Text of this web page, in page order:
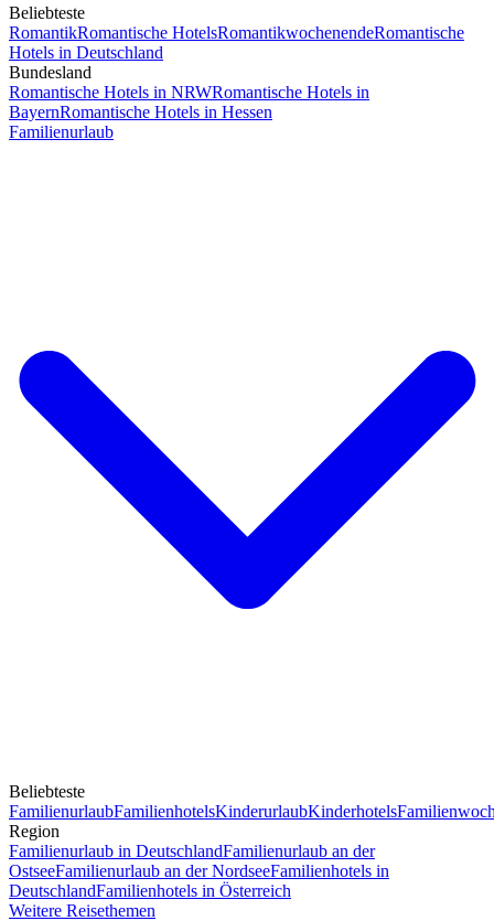
Beliebteste
RomantikRomantische HotelsRomantikwochenendeRomantische
Hotels in Deutschland
Bundesland
Romantische Hotels in NRWRomantische Hotels in
BayernRomantische Hotels in Hessen
Familienurlaub
Beliebteste
FamilienurlaubFamilienhotelsKinderurlaubKinderhotels
Region
Familienurlaub in DeutschlandFamilienurlaub an der
OstseeFamilienurlaub an der NordseeFamilienhotels in
DeutschlandFamilienhotels in Österreich
Weitere Reisethemen